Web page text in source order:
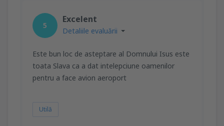
5
Excelent
Detaliile evaluării
Este bun loc de asteptare al Domnului Isus este
toata Slava ca a dat intelepciune oamenilor
pentru a face avion aeroport
Utilă